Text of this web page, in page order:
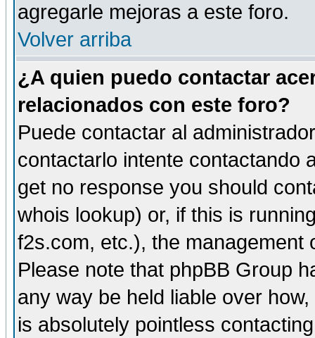
agregarle mejoras a este foro.
Volver arriba
¿A quien puedo contactar
relacionados con este foro?
Puede contactar al
contactarlo intente contactando
get no response you should
whois lookup) or, if this is
f2s.com, etc.), the management
Please note that phpBB Group
any way be held liable over
is absolutely pointless